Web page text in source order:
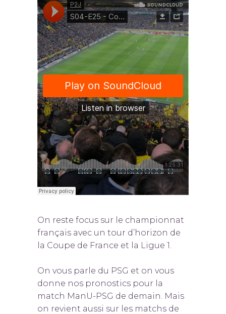
On reste focus sur le championnat
français avec un tour d’horizon de
la Coupe de France et la Ligue 1.
On vous parle du PSG et on vous
donne nos pronostics pour la
match ManU-PSG de demain. Mais
on revient aussi sur les matchs de